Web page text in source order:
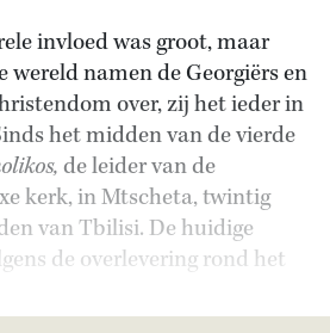
invloed was groot, maar
wereld namen de Georgiërs en
over, zij het ieder in
het midden van de vierde
de leider van de
kerk, in Mtscheta, twintig
van Tbilisi. De huidige
de overlevering rond het